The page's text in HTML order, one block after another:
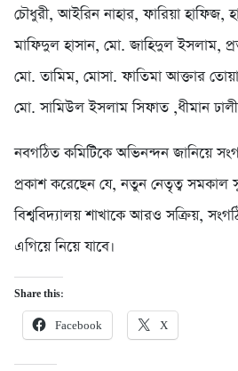
চৌধুরী, আইরিন নাহার, ফারিয়া হাফিজ,
মাফিদুল হাসান, মো. জাহিদুল ইসলাম,
মো. তামিম, মোসা. ফাতিমা আক্তার
মো. সামিউল ইসলাম সিফাত ,ধীমান
নবগঠিত কমিটিকে অভিনন্দন জানিয়ে
প্রকাশ করেছেন যে, নতুন নেতৃত্ব সমকাল
বিশ্ববিদ্যালয় শাখাকে আরও সক্রিয়,
এগিয়ে নিয়ে যাবে।
Share this:
Facebook X